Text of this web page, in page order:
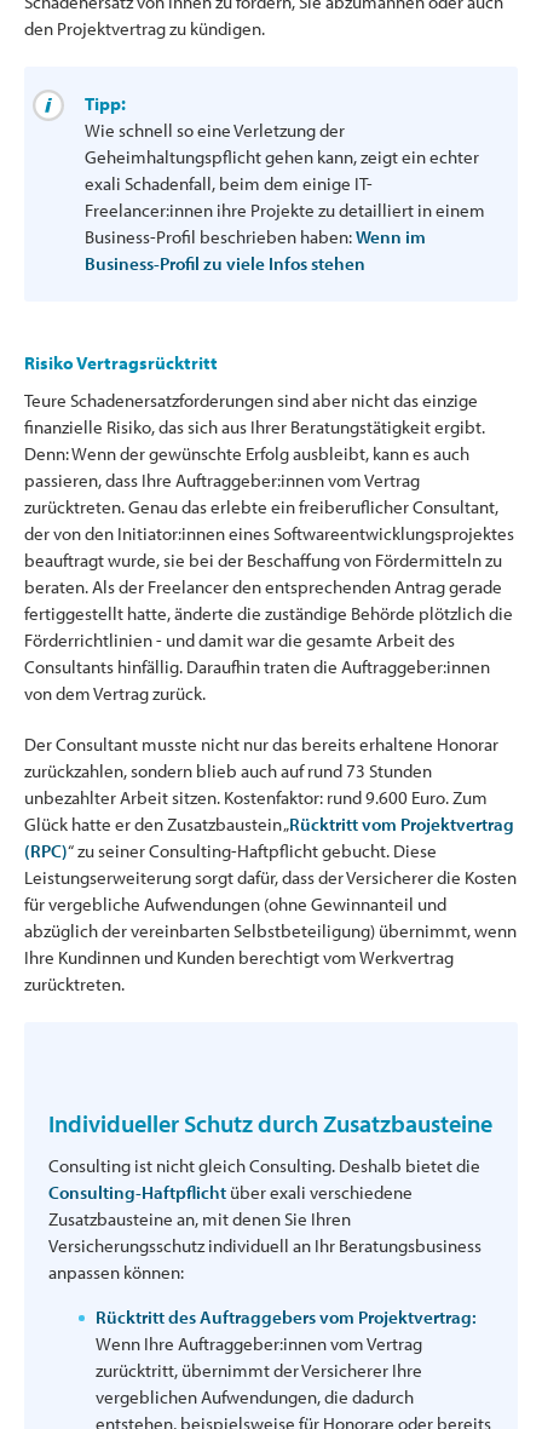
den Projektvertrag zu kündigen.
Tipp:
Wie schnell so eine Verletzung der
Geheimhaltungspflicht gehen kann, zeigt ein echter
exali Schadenfall, beim dem einige IT-
Freelancer:innen ihre Projekte zu detailliert in einem
Business-Profil beschrieben haben:Wenn im
Business-Profil zu viele Infos stehen
Risiko Vertragsrücktritt
Teure Schadenersatzforderungen sind aber nicht das einzige
finanzielle Risiko, das sich aus Ihrer Beratungstätigkeit ergibt.
Denn: Wenn der gewünschte Erfolg ausbleibt, kann es auch
passieren, dass Ihre Auftraggeber:innen vom Vertrag
zurücktreten. Genau das erlebte ein freiberuflicher Consultant,
der von den Initiator:innen eines Softwareentwicklungsprojektes
beauftragt wurde, sie bei der Beschaffung von Fördermitteln zu
beraten. Als der Freelancer den entsprechenden Antrag gerade
fertiggestellt hatte, änderte die zuständige Behörde plötzlich die
Förderrichtlinien - und damit war die gesamte Arbeit des
Consultants hinfällig. Daraufhin traten die Auftraggeber:innen
von dem Vertrag zurück.
Der Consultant musste nicht nur das bereits erhaltene Honorar
zurückzahlen, sondern blieb auch auf rund 73 Stunden
unbezahlter Arbeit sitzen. Kostenfaktor: rund 9.600 Euro. Zum
Glück hatte er den Zusatzbaustein „Rücktritt vom Projektvertrag
(RPC)“ zu seiner Consulting-Haftpflicht gebucht. Diese
Leistungserweiterung sorgt dafür, dass der Versicherer die Kosten
für vergebliche Aufwendungen (ohne Gewinnanteil und
abzüglich der vereinbarten Selbstbeteiligung) übernimmt, wenn
Ihre Kundinnen und Kunden berechtigt vom Werkvertrag
zurücktreten.
Individueller Schutz durch Zusatzbausteine
Consulting ist nicht gleich Consulting. Deshalb bietet die
Consulting-Haftpflicht über exali verschiedene
Zusatzbausteine an, mit denen Sie Ihren
Versicherungsschutz individuell an Ihr Beratungsbusiness
anpassen können:
Rücktritt des Auftraggebers vom Projektvertrag:
Wenn Ihre Auftraggeber:innen vom Vertrag
zurücktritt, übernimmt der Versicherer Ihre
vergeblichen Aufwendungen, die dadurch
entstehen, beispielsweise für Honorare oder bereits